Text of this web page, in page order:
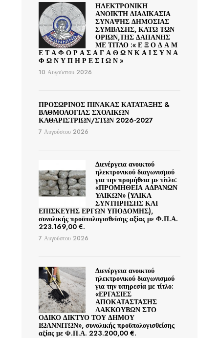
ΗΛΕΚΤΡΟΝΙΚΗ
ΑΝΟΙΚΤΗ ΔΙΑΔΙΚΑΣΙΑ
ΣΥΝΑΨΗΣ ΔΗΜΟΣΙΑΣ
ΣΥΜΒΑΣΗΣ, ΚΑΤΩ ΤΩΝ
ΟΡΙΩΝ,ΤΗΣ ΔΑΠΑΝΗΣ
ΜΕ ΤΙΤΛΟ :« Ε Ξ Ο Δ Α Μ
Ε Τ Α Φ Ο Ρ Α Σ Α Γ Α Θ Ω Ν Κ Α Ι Σ Υ Ν Α
Φ Ω Ν Υ Π Η Ρ Ε Σ Ι Ω Ν »
10 Αυγούστου 2026
ΠΡΟΣΩΡΙΝΟΣ ΠΙΝΑΚΑΣ ΚΑΤΑΤΑΞΗΣ &
ΒΑΘΜΟΛΟΓΙΑΣ ΣΧΟΛΙΚΩΝ
ΚΑΘΑΡΙΣΤΡΙΩΝ/ΣΤΩΝ 2026-2027
7 Αυγούστου 2026
Διενέργεια ανοικτού
ηλεκτρονικού διαγωνισμού
για την προμήθεια με τίτλο:
«ΠΡΟΜΗΘΕΙΑ ΑΔΡΑΝΩΝ
ΥΛΙΚΩΝ» (ΥΛΙΚΑ
ΣΥΝΤΗΡΗΣΗΣ ΚΑΙ
ΕΠΙΣΚΕΥΗΣ ΕΡΓΩΝ ΥΠΟΔΟΜΗΣ),
συνολικής προϋπολογισθείσης αξίας με Φ.Π.Α.
223.169,00 €.
7 Αυγούστου 2026
Διενέργεια ανοικτού
ηλεκτρονικού διαγωνισμού
για την υπηρεσία με τίτλο:
«ΕΡΓΑΣΙΕΣ
ΑΠΟΚΑΤΑΣΤΑΣΗΣ
ΛΑΚΚΟΥΒΩΝ ΣΤΟ
ΟΔΙΚΟ ΔΙΚΤΥΟ ΤΟΥ ΔΗΜΟΥ
ΙΩΑΝΝΙΤΩΝ», συνολικής προϋπολογισθείσης
αξίας με Φ.Π.Α. 223.200,00 €.